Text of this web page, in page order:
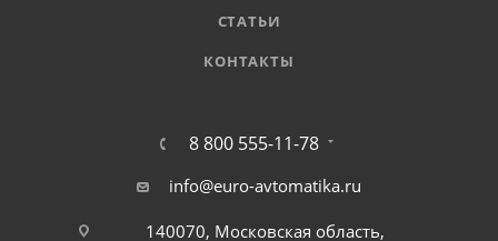
СТАТЬИ
КОНТАКТЫ
8 800 555-11-78
info@euro-avtomatika.ru
140070, Московская область,